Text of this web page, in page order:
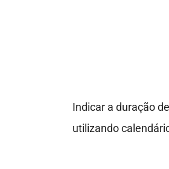
Indicar a duração
utilizando